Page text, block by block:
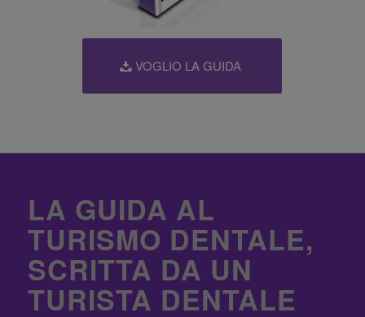
VOGLIO LA GUIDA
LA GUIDA AL
TURISMO DENTALE,
SCRITTA DA UN
TURISTA DENTALE